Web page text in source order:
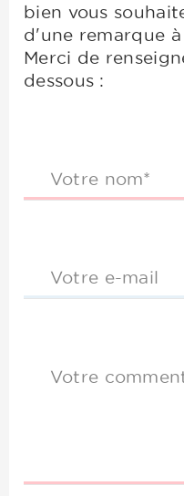
bien vous
d'une remarque
Merci de
dessous :
Votre nom*
Votre e-mail
Votre